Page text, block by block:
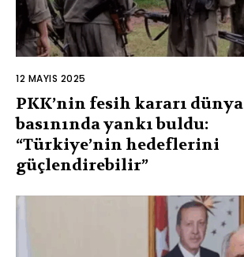
12 MAYIS 2025
PKK’nin fesih kararı dünya
basınında yankı buldu:
“Türkiye’nin hedeflerini
güçlendirebilir”